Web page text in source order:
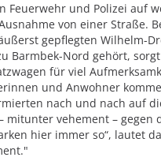
Feuerwehr und Polizei auf
von einer Straße.
gepflegten Wilhelm-
Barmbek-Nord gehört,
für viel
und Anwohner
nach und nach auf
mitunter vehement – gegen
hier immer so“, lautet